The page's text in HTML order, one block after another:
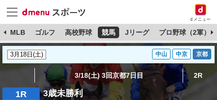
dメニュー
MLB ゴルフ 高校野球 競馬 Jリーグ プロ野球（2軍）
中山 中京 京都
3/18(土) 3回京都7日目 2R
1R 3歳未勝利